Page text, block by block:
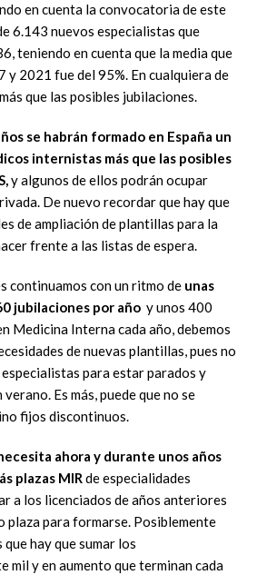
en cuenta la convocatoria de este
6.143 nuevos especialistas que
teniendo en cuenta que la media que
2021 fue del 95%. En cualquiera de
que las posibles jubilaciones.
se habrán formado en España un
internistas más que las posibles
y algunos de ellos podrán ocupar
De nuevo recordar que hay que
de ampliación de plantillas para la
frente a las listas de espera.
continuamos con un ritmo de unas
jubilaciones por año y unos 400
Medicina Interna cada año, debemos
de nuevas plantillas, pues no
para estar parados y
Es más, puede que no se
fijos discontinuos.
ahora y durante unos años
plazas MIRde especialidades
a los licenciados de años anteriores
plaza para formarse. Posiblemente
hay que sumar los
mil y en aumento que terminan cada